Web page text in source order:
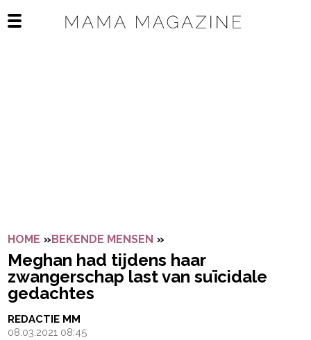
Open het mobiele menu
HOME »BEKENDE MENSEN »
Meghan had tijdens haar
zwangerschap last van suïcidale
gedachtes
REDACTIE MM
08.03.2021 08:45